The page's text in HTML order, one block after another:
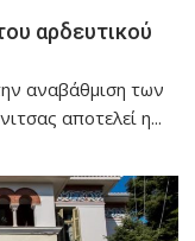
αρδευτικού
αναβάθμιση των
αποτελεί η...